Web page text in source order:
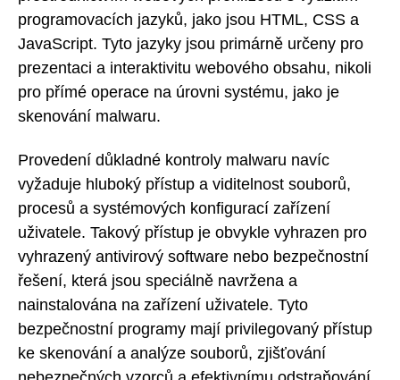
programovacích jazyků, jako jsou HTML, CSS a
JavaScript. Tyto jazyky jsou primárně určeny pro
prezentaci a interaktivitu webového obsahu, nikoli
pro přímé operace na úrovni systému, jako je
skenování malwaru.
Provedení důkladné kontroly malwaru navíc
vyžaduje hluboký přístup a viditelnost souborů,
procesů a systémových konfigurací zařízení
uživatele. Takový přístup je obvykle vyhrazen pro
vyhrazený antivirový software nebo bezpečnostní
řešení, která jsou speciálně navržena a
nainstalována na zařízení uživatele. Tyto
bezpečnostní programy mají privilegovaný přístup
ke skenování a analýze souborů, zjišťování